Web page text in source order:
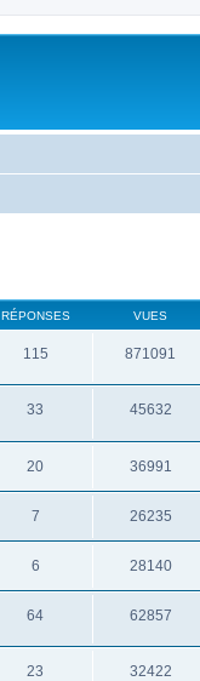
RÉPONSES VUES
115 871091
33 45632
20 36991
7 26235
6 28140
64 62857
23 32422